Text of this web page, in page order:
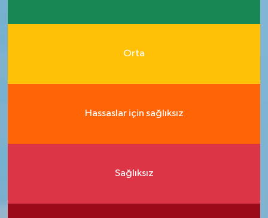
Orta
Hassaslar için sağlıksız
Sağlıksız